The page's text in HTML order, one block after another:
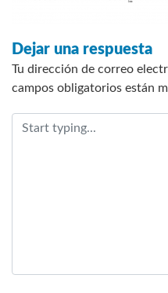
Dejar una respuesta
Tu dirección de correo
campos obligatorios están